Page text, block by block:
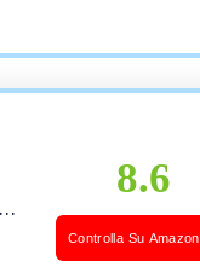
8.6
Controlla Su Amazon